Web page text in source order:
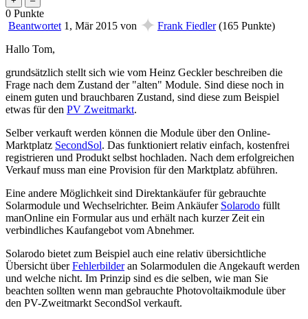
0 Punkte
Beantwortet 1, Mär 2015 von ✦ Frank Fiedler (165 Punkte)
Hallo Tom,
grundsätzlich stellt sich wie vom Heinz Geckler beschreiben die
Frage nach dem Zustand der "alten" Module. Sind diese noch in
einem guten und brauchbaren Zustand, sind diese zum Beispiel
etwas für den PV Zweitmarkt.
Selber verkauft werden können die Module über den Online-
Marktplatz SecondSol. Das funktioniert relativ einfach, kostenfrei
registrieren und Produkt selbst hochladen. Nach dem erfolgreichen
Verkauf muss man eine Provision für den Marktplatz abführen.
Eine andere Möglichkeit sind Direktankäufer für gebrauchte
Solarmodule und Wechselrichter. Beim Ankäufer Solarodo füllt
manOnline ein Formular aus und erhält nach kurzer Zeit ein
verbindliches Kaufangebot vom Abnehmer.
Solarodo bietet zum Beispiel auch eine relativ übersichtliche
Übersicht überFehlerbilderan Solarmodulen die Angekauft werden
und welche nicht. Im Prinzip sind es die selben, wie man Sie
beachten sollten wenn man gebrauchte Photovoltaikmodule über
den PV-Zweitmarkt SecondSol verkauft.